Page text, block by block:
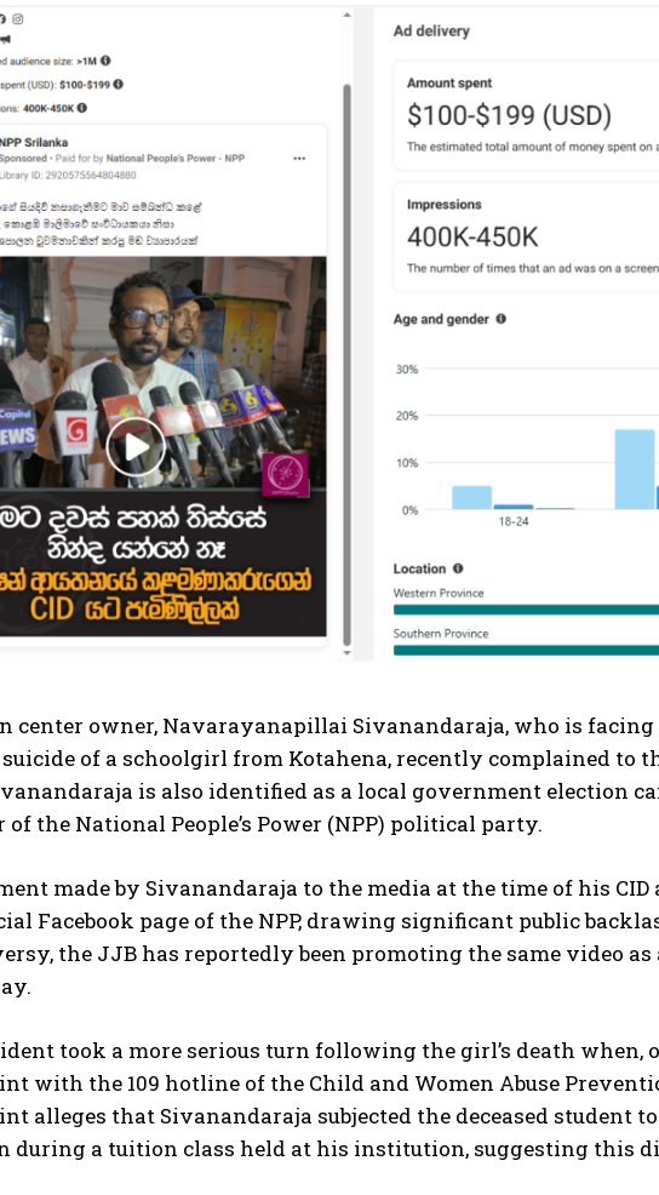
center owner, Navarayanapillai Sivanandaraja, who is
of a schoolgirl from Kotahena, recently complained to
is also identified as a local government election
of the National People’s Power (NPP) political party.
made by Sivanandaraja to the media at the time of his
Facebook page of the NPP, drawing significant public
the JJB has reportedly been promoting the same video
took a more serious turn following the girl’s death when,
with the 109 hotline of the Child and Women Abuse
alleges that Sivanandaraja subjected the deceased student
during a tuition class held at his institution, suggesting this